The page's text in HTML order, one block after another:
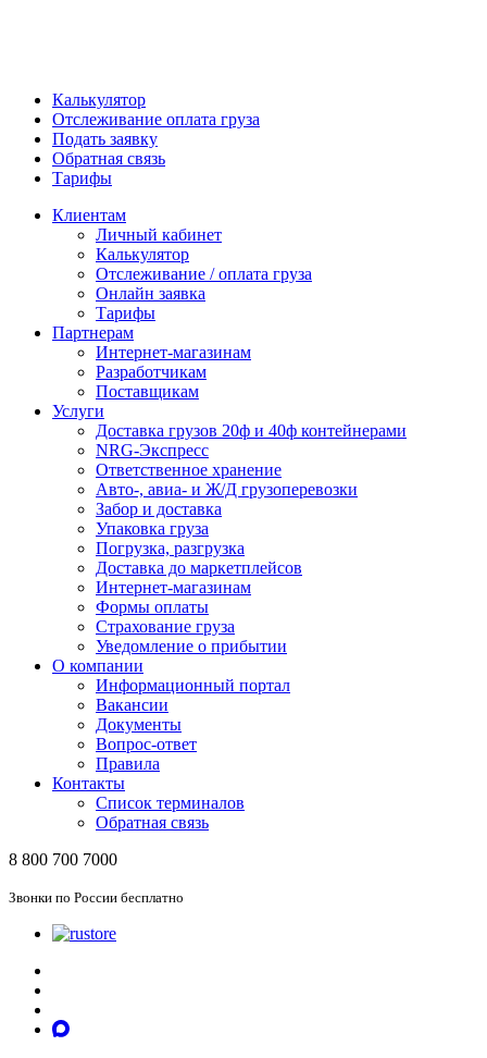
Калькулятор
Отслеживание оплата груза
Подать заявку
Обратная связь
Тарифы
Клиентам
Личный кабинет
Калькулятор
Отслеживание / оплата груза
Онлайн заявка
Тарифы
Партнерам
Интернет-магазинам
Разработчикам
Поставщикам
Услуги
Доставка грузов 20ф и 40ф контейнерами
NRG-Экспресс
Ответственное хранение
Авто-, авиа- и Ж/Д грузоперевозки
Забор и доставка
Упаковка груза
Погрузка, разгрузка
Доставка до маркетплейсов
Интернет-магазинам
Формы оплаты
Страхование груза
Уведомление о прибытии
О компании
Информационный портал
Вакансии
Документы
Вопрос-ответ
Правила
Контакты
Список терминалов
Обратная связь
8 800 700 7000
Звонки по России бесплатно